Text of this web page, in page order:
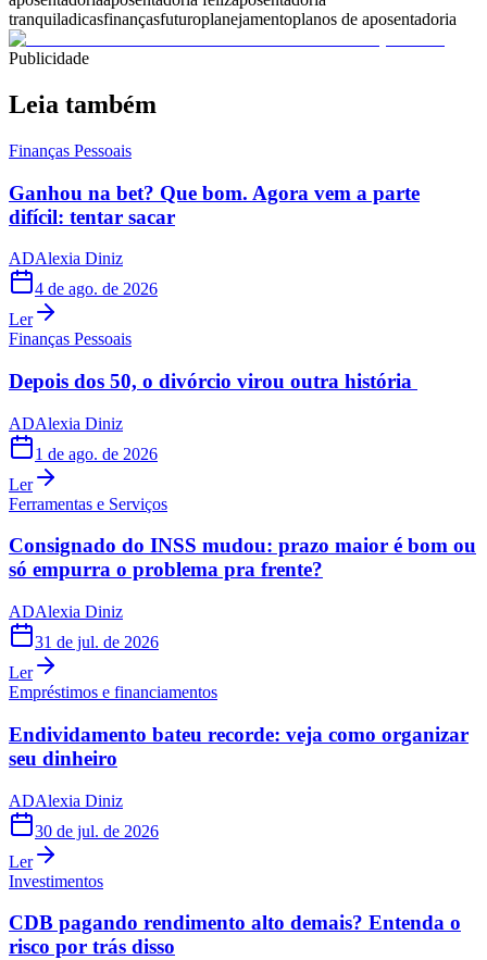
tranquiladicasfinançasfuturoplanejamentoplanos de aposentadoria
Publicidade
Leia também
Finanças Pessoais
Ganhou na bet? Que bom. Agora vem a parte
difícil: tentar sacar
ADAlexia Diniz
4 de ago. de 2026
Ler
Finanças Pessoais
Depois dos 50, o divórcio virou outra história
ADAlexia Diniz
1 de ago. de 2026
Ler
Ferramentas e Serviços
Consignado do INSS mudou: prazo maior é bom ou
só empurra o problema pra frente?
ADAlexia Diniz
31 de jul. de 2026
Ler
Empréstimos e financiamentos
Endividamento bateu recorde: veja como organizar
seu dinheiro
ADAlexia Diniz
30 de jul. de 2026
Ler
Investimentos
CDB pagando rendimento alto demais? Entenda o
risco por trás disso